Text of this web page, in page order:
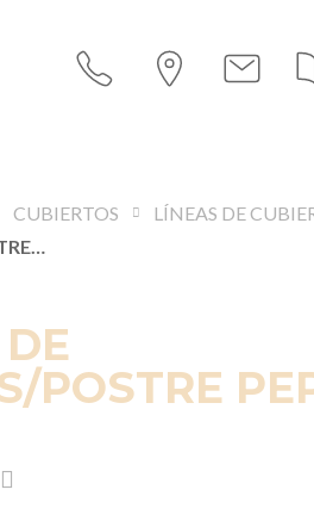
CUBIERTOS
LÍNEAS DE
TENEDOR DE ENTREMÉS/POSTRE PEPITAS DE ORO
POSTRE